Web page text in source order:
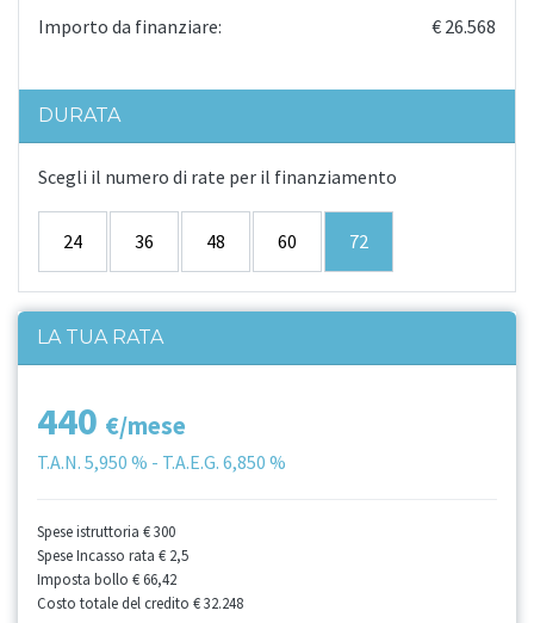
Importo da finanziare: € 26.568
DURATA
Scegli il numero di rate per il finanziamento
24 36 48 60 72
LA TUA RATA
440 €/mese
T.A.N. 5,950 % - T.A.E.G. 6,850 %
Spese istruttoria € 300
Spese Incasso rata € 2,5
Imposta bollo € 66,42
Costo totale del credito € 32.248